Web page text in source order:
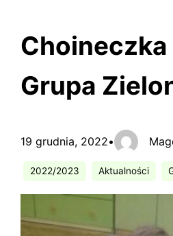
Choineczka
Grupa
19 grudnia, 2022•
2022/2023 Aktualności